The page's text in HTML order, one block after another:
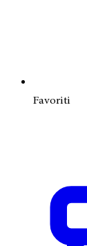
Favoriti